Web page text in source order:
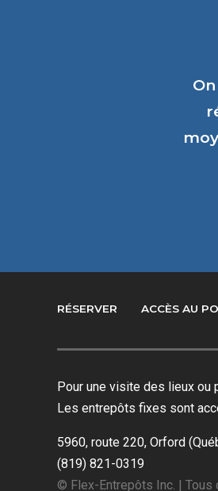
RÉSERVER ACCÈS AU
Pour une visite des lieux ou
Les entrepôts fixes sont
5960, route 220, Orford
(819) 821-0319
© Flex-Entrepôts Inc. | Tous